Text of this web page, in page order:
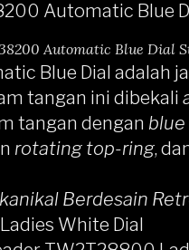
Automatic Blue Dial
Blue Dial adalah
tangan ini dibekali
tangan dengan blue
rotating top-ring,
Berdesain
White Dial